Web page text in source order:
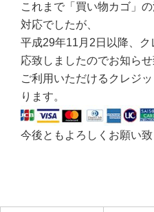
これまで「買い物カゴ」
対応でしたが、
平成29年11月2日以降、
応致しましたのでお知らせ
ご利用いただけるクレジ
ります。
今後ともよろしくお願い致